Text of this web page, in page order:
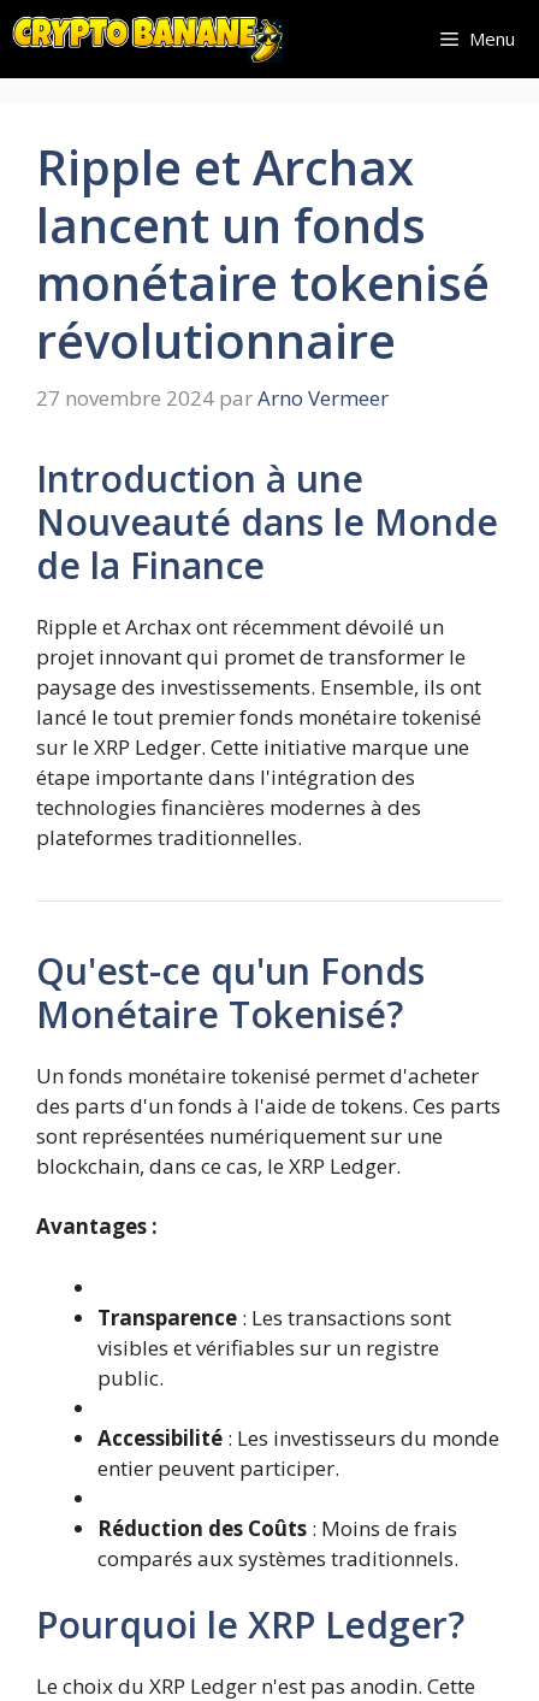
Aller
au
contenu
Menu
Ripple et Archax
lancent un fonds
monétaire tokenisé
révolutionnaire
27 novembre 2024 parArno Vermeer
Introduction à une
Nouveauté dans le Monde
de la Finance
Ripple et Archax ont récemment dévoilé un
projet innovant qui promet de transformer le
paysage des investissements. Ensemble, ils ont
lancé le tout premier fonds monétaire tokenisé
sur le XRP Ledger. Cette initiative marque une
étape importante dans l'intégration des
technologies financières modernes à des
plateformes traditionnelles.
Qu'est-ce qu'un Fonds
Monétaire Tokenisé?
Un fonds monétaire tokenisé permet d'acheter
des parts d'un fonds à l'aide de tokens. Ces parts
sont représentées numériquement sur une
blockchain, dans ce cas, le XRP Ledger.
Avantages :
Transparence : Les transactions sont
visibles et vérifiables sur un registre
public.
Accessibilité : Les investisseurs du monde
entier peuvent participer.
Réduction des Coûts : Moins de frais
comparés aux systèmes traditionnels.
Pourquoi le XRP Ledger?
Le choix du XRP Ledger n'est pas anodin. Cette